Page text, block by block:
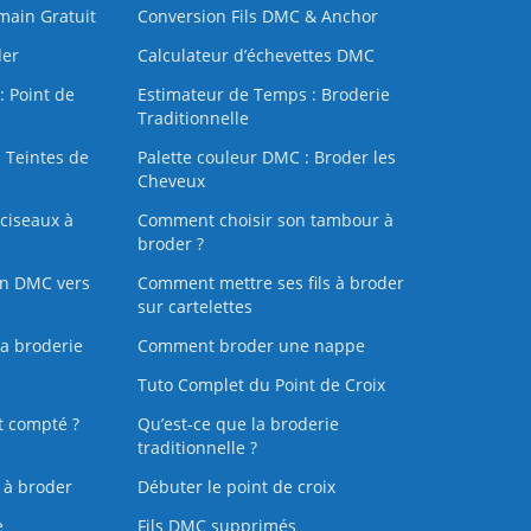
Gratuit
Conversion Fils DMC & Anchor
Calculateur d’échevettes DMC
Point de
Estimateur de Temps : Broderie
Traditionnelle
Teintes de
Palette couleur DMC : Broder les
Cheveux
à
Comment choisir son tambour à
broder ?
DMC vers
Comment mettre ses fils à broder
sur cartelettes
broderie
Comment broder une nappe
Tuto Complet du Point de Croix
compté ?
Qu’est-ce que la broderie
traditionnelle ?
broder
Débuter le point de croix
Fils DMC supprimés